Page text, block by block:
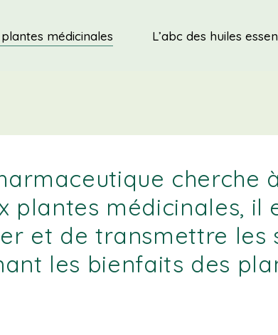
plantes médicinales L’abc des huiles
cherche
plantes médicinales, il
et de transmettre les
les bienfaits des